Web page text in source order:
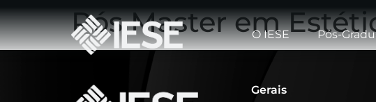
O IESE Pós-
Pós Master em
Gerais